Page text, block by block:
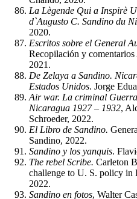
La Lègende Qui a Inspirè
d`Augusto C. Sandino du
2020.
Escritos sobre el General
Recopilación y
2021.
De Zelaya a Sandino.
Estados Unidos. Jorge
Air war. La criminal
Nicaragua 1927 – 1932,
Schroeder, 2022.
El Libro de Sandino.
Sandino, 2022.
Sandino y los yanquis.
The rebel Scribe. Carleton
challenge to U. S. policy in
2022.
Sandino en fotos, Walter